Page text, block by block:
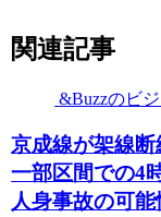
関連記事
&Buzzのビ
京成線が架線断
一部区間での4
人身事故の可